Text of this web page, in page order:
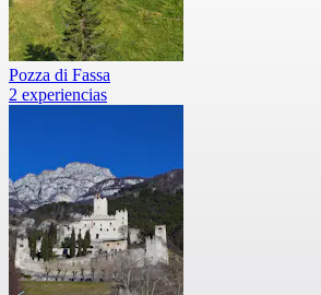
Pozza di Fassa
2 experiencias